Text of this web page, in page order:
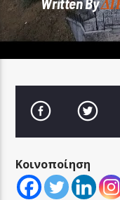
LA FAMIGLIA RADIO
LA FAMIGLIA
Κοινοποίηση